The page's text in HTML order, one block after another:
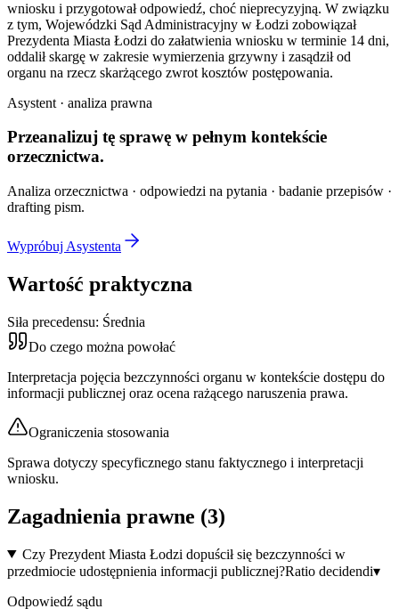
wniosku i przygotował odpowiedź, choć nieprecyzyjną. W związku
z tym, Wojewódzki Sąd Administracyjny w Łodzi zobowiązał
Prezydenta Miasta Łodzi do załatwienia wniosku w terminie 14 dni,
oddalił skargę w zakresie wymierzenia grzywny i zasądził od
organu na rzecz skarżącego zwrot kosztów postępowania.
Asystent · analiza prawna
Przeanalizuj tę sprawę w pełnym kontekście
orzecznictwa.
Analiza orzecznictwa · odpowiedzi na pytania · badanie przepisów ·
drafting pism.
Wypróbuj Asystenta
Wartość praktyczna
Siła precedensu: Średnia
Do czego można powołać
Interpretacja pojęcia bezczynności organu w kontekście dostępu do
informacji publicznej oraz ocena rażącego naruszenia prawa.
Ograniczenia stosowania
Sprawa dotyczy specyficznego stanu faktycznego i interpretacji
wniosku.
Zagadnienia prawne (3)
Czy Prezydent Miasta Łodzi dopuścił się bezczynności w
przedmiocie udostępnienia informacji publicznej?Ratio decidendi▾
Odpowiedź sądu